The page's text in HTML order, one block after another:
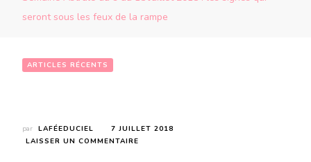
seront sous les feux de la rampe
ARTICLES RÉCENTS
par LAFÉEDUCIEL
7 JUILLET 2018
LAISSER UN COMMENTAIRE